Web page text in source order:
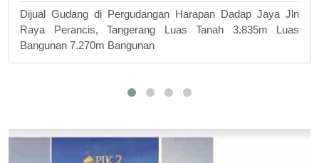
Dijual Gudang di Pergudangan Harapan Dadap Jaya Jln
Raya Perancis, Tangerang Luas Tanah 3.835m Luas
Bangunan 7.270m Bangunan